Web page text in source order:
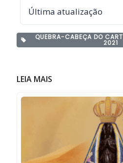
Última atualização
QUEBRA-CABEÇA DO
2021
LEIA MAIS